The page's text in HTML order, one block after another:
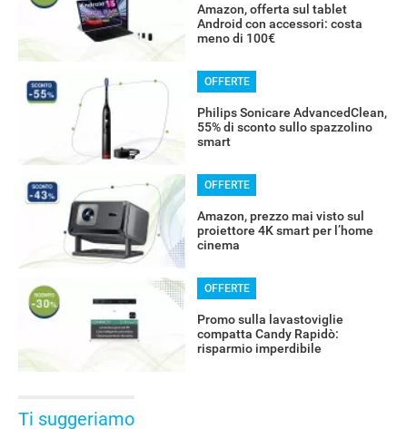
Amazon, offerta sul tablet
Android con accessori: costa
meno di 100€
OFFERTE
Philips Sonicare AdvancedClean,
55% di sconto sullo spazzolino
smart
OFFERTE
Amazon, prezzo mai visto sul
proiettore 4K smart per l’home
cinema
OFFERTE
Promo sulla lavastoviglie
compatta Candy Rapidò:
risparmio imperdibile
Ti suggeriamo